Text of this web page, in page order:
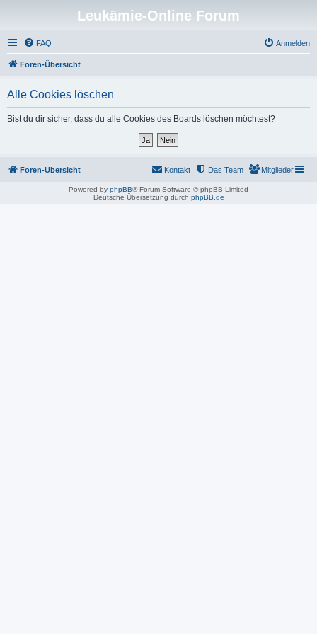
Leukämie-Online Forum
FAQ Anmelden
Foren-Übersicht
Alle Cookies löschen
Bist du dir sicher, dass du alle Cookies des Boards löschen möchtest?
Foren-Übersicht Mitglieder
Das Team
Kontakt
Powered by phpBB® Forum Software © phpBB Limited
Deutsche Übersetzung durch phpBB.de